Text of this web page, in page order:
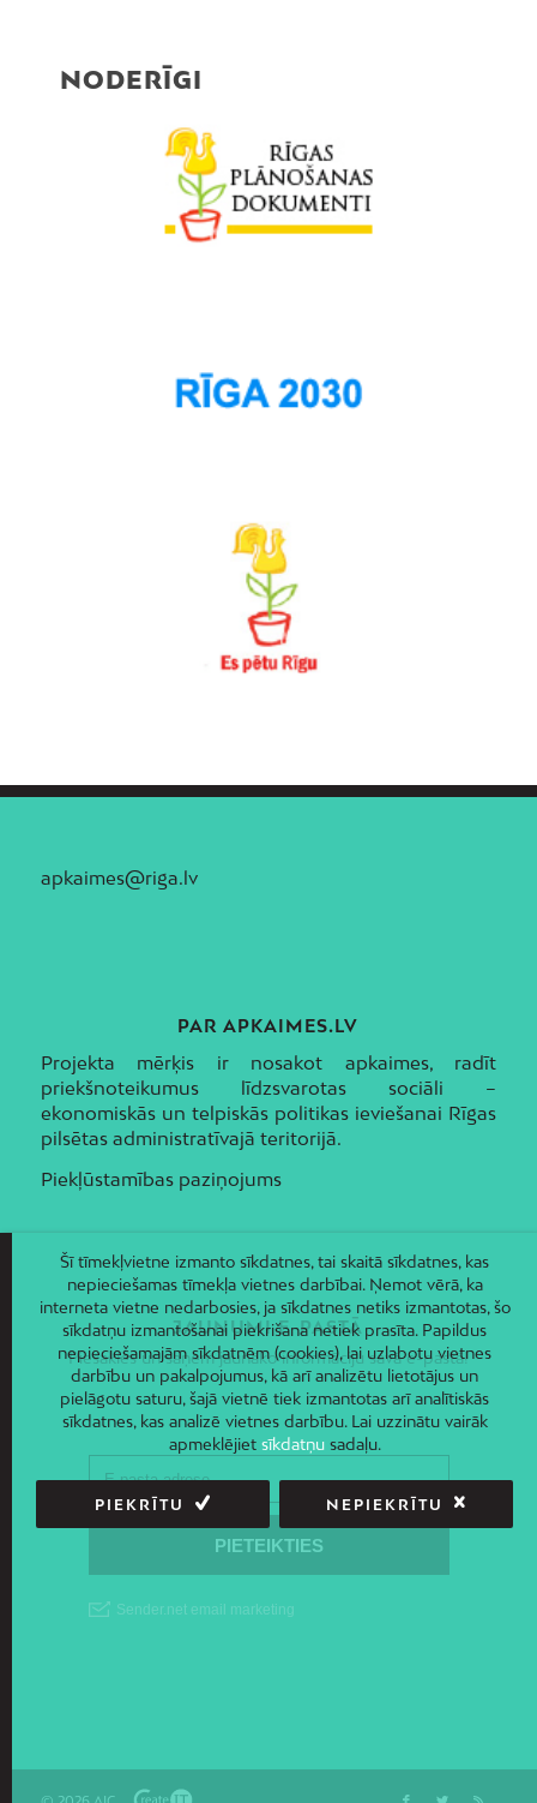
NODERĪGI
apkaimes@riga.lv
PAR APKAIMES.LV
Projekta mērķis ir nosakot apkaimes, radīt
priekšnoteikumus līdzsvarotas sociāli –
ekonomiskās un telpiskās politikas ieviešanai Rīgas
pilsētas administratīvajā teritorijā.
Piekļūstamības paziņojums
JAUNUMI E-PASTĀ
Piesakies un saņem jaunāko informāciju savā e-pastā!
Šī tīmekļvietne izmanto sīkdatnes, tai skaitā sīkdatnes, kas
nepieciešamas tīmekļa vietnes darbībai. Ņemot vērā, ka
interneta vietne nedarbosies, ja sīkdatnes netiks izmantotas, šo
sīkdatņu izmantošanai piekrišana netiek prasīta. Papildus
nepieciešamajām sīkdatnēm (cookies), lai uzlabotu vietnes
darbību un pakalpojumus, kā arī analizētu lietotājus un
pielāgotu saturu, šajā vietnē tiek izmantotas arī analītiskās
sīkdatnes, kas analizē vietnes darbību. Lai uzzinātu vairāk
apmeklējiet sīkdatņusadaļu.
PIEKRĪTU NEPIEKRĪTU